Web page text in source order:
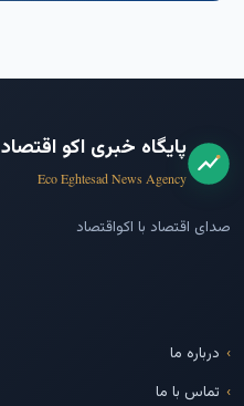
پایگاه خبری اکو اقتصاد
Eco Eghtesad News Agency
صدای اقتصاد با اکواقتصاد
درباره ما
تماس با ما